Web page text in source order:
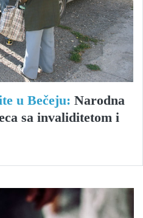
u Bečeju: Narodna
sa invaliditetom i